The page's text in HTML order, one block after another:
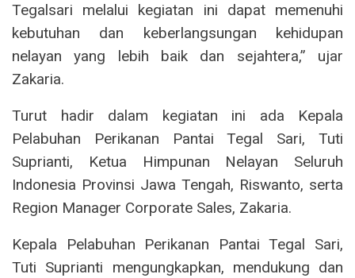
Tegalsari melalui kegiatan ini dapat memenuhi
kebutuhan dan keberlangsungan kehidupan
nelayan yang lebih baik dan sejahtera,” ujar
Zakaria.
Turut hadir dalam kegiatan ini ada Kepala
Pelabuhan Perikanan Pantai Tegal Sari, Tuti
Suprianti, Ketua Himpunan Nelayan Seluruh
Indonesia Provinsi Jawa Tengah, Riswanto, serta
Region Manager Corporate Sales, Zakaria.
Kepala Pelabuhan Perikanan Pantai Tegal Sari,
Tuti Suprianti mengungkapkan, mendukung dan